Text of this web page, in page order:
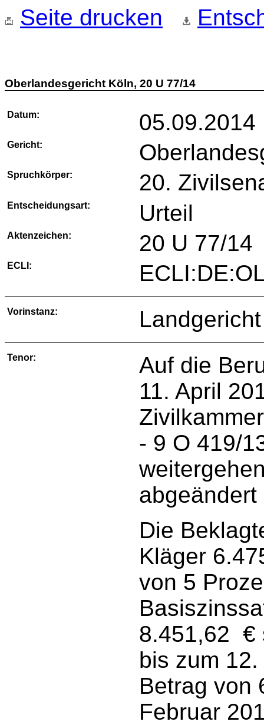
Seite drucken
Oberlandesgericht Köln, 20 U 77/14
Datum: 05.09.2014
Gericht:
Spruchkörper: 20.
Entscheidungsart: Urteil
Aktenzeichen: 20 U 77/14
ECLI:
Vorinstanz:
Tenor:
Auf die
11. April
‑ 9 O 419/
Die
Kläger
von 5
8.451,62 €
bis zum
Betrag von
Februar